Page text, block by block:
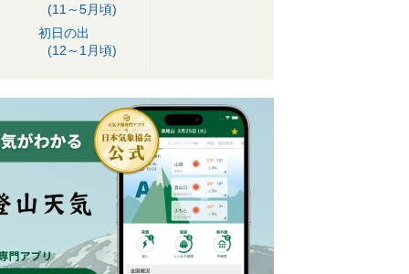
(11～5月頃)
初日の出
(12～1月頃)